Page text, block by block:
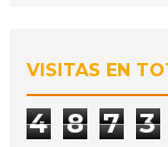
VISITAS EN
4 8 7 3